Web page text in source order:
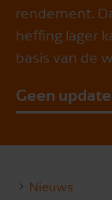
rendement.
heffing lager
basis van de
Geen
Nieuws